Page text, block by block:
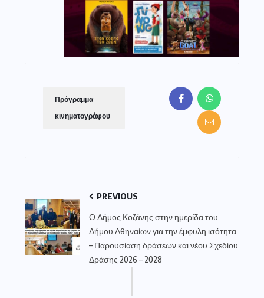
Πρόγραμμα
κινηματογράφου
PREVIOUS
Ο Δήμος Κοζάνης στην ημερίδα του
Δήμου Αθηναίων για την έμφυλη ισότητα
– Παρουσίαση δράσεων και νέου Σχεδίου
Δράσης 2026 – 2028